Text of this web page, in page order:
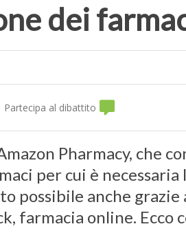
dei
Partecipa al dibattito
Pharmacy, che
per cui è necessaria
possibile anche grazie
farmacia online. Ecco